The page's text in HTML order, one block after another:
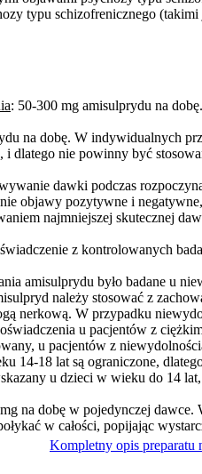
typu schizofrenicznego
: 50-300 mg amisulprydu na
na dobę. W indywidualnych
i dlatego nie powinny być
dawki podczas
objawy pozytywne i
najmniejszej skutecznej
z kontrolowanych
amisulprydu było badane u
należy stosować z
nerkową. W przypadku
u pacjentów z
u pacjentów z
14-18 lat są ograniczone,
u dzieci w wieku do 14
na dobę w pojedynczej
w całości, popijając
Kompletny opis preparatu